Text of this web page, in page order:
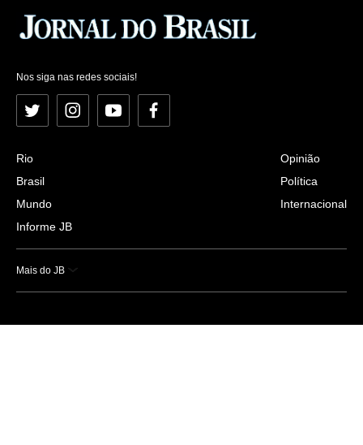
Nos siga nas redes sociais!
Twitter InstagramYouTubeFacebook
Rio
Brasil
Mundo
Informe JB
Opinião
Política
Internacional
Mais do JB
Esportes